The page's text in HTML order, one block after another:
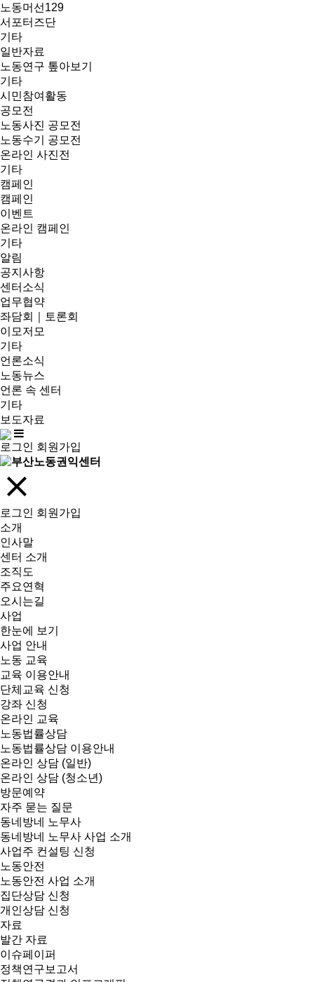
노동머선129
서포터즈단
기타
일반자료
노동연구 톺아보기
기타
시민참여활동
공모전
노동사진 공모전
노동수기 공모전
온라인 사진전
기타
캠페인
캠페인
이벤트
온라인 캠페인
기타
알림
공지사항
센터소식
업무협약
좌담회｜토론회
이모저모
기타
언론소식
노동뉴스
언론 속 센터
기타
보도자료
로그인 회원가입
로그인 회원가입
소개
인사말
센터 소개
조직도
주요연혁
오시는길
사업
한눈에 보기
사업 안내
노동 교육
교육 이용안내
단체교육 신청
강좌 신청
온라인 교육
노동법률상담
노동법률상담 이용안내
온라인 상담 (일반)
온라인 상담 (청소년)
방문예약
자주 묻는 질문
동네방네 노무사
동네방네 노무사 사업 소개
사업주 컨설팅 신청
노동안전
노동안전 사업 소개
집단상담 신청
개인상담 신청
자료
발간 자료
이슈페이퍼
정책연구보고서